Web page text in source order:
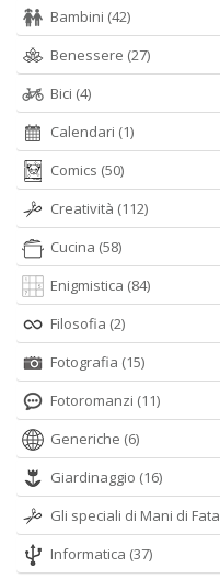
Bambini (42)
Benessere (27)
Bici (4)
Calendari (1)
Comics (50)
Creatività (112)
Cucina (58)
Enigmistica (84)
Filosofia (2)
Fotografia (15)
Fotoromanzi (11)
Generiche (6)
Giardinaggio (16)
Gli speciali di Mani di Fata
Informatica (37)